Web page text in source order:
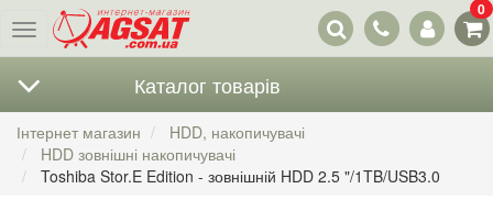
Меню
Наші
контакти
0
Каталог товарів
Інтернет магазин
HDD, накопичувачі
HDD зовнішні накопичувачі
Toshiba Stor.E Edition - зовнішній HDD 2.5 "/1TB/USB3.0